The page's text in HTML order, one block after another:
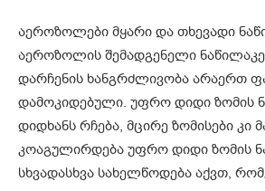
აეროზოლები მყარი და თხევადი
აეროზოლის შემადგენელი
დარჩენის ხანგრძლივობა არაერთ
დამოკიდებული. უფრო დიდი ზომის
დიდხანს რჩება, მცირე ზომისები კი
კოაგულირდება უფრო დიდი ზომის
სხვადასხვა სახელწოდება აქვთ,